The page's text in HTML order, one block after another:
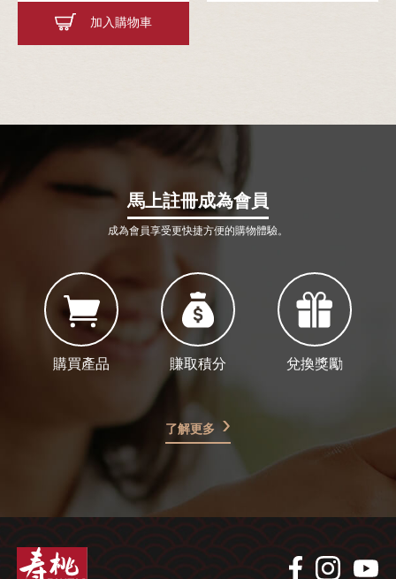
加入購物車
馬上註冊成為會員
成為會員享受更快捷方便的購物體驗。
購買產品 賺取積分 兌換獎勵
了解更多